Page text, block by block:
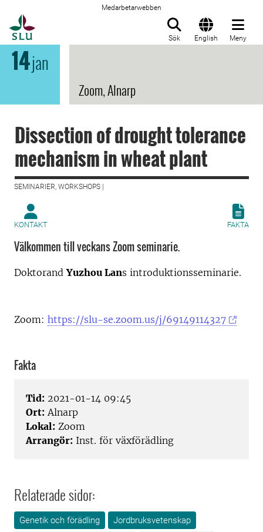
Medarbetarwebben
Sök English Meny
14jan
Zoom, Alnarp
Dissection of drought tolerance
mechanism in wheat plant
SEMINARIER, WORKSHOPS |
KONTAKT FAKTA
Välkommen till veckans Zoom seminarie.
DoktorandYuzhou Lans introduktionsseminarie.
Zoom: https://slu-se.zoom.us/j/69149114327
Fakta
Tid: 2021-01-14 09:45
Ort: Alnarp
Lokal: Zoom
Arrangör: Inst. för växförädling
Relaterade sidor:
Genetik och förädling
Jordbruksvetenskap